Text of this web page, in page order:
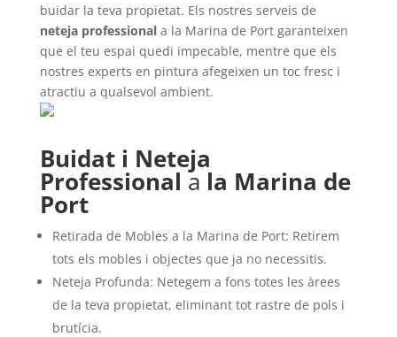
buidar la teva propietat. Els nostres serveis de
neteja professionala la Marina de Port garanteixen
que el teu espai quedi impecable, mentre que els
nostres experts en pintura afegeixen un toc fresc i
atractiu a qualsevol ambient.
Buidat i Neteja
Professional a la Marina de
Port
Retirada de Mobles a la Marina de Port: Retirem
tots els mobles i objectes que ja no necessitis.
Neteja Profunda: Netegem a fons totes les àrees
de la teva propietat, eliminant tot rastre de pols i
brutícia.